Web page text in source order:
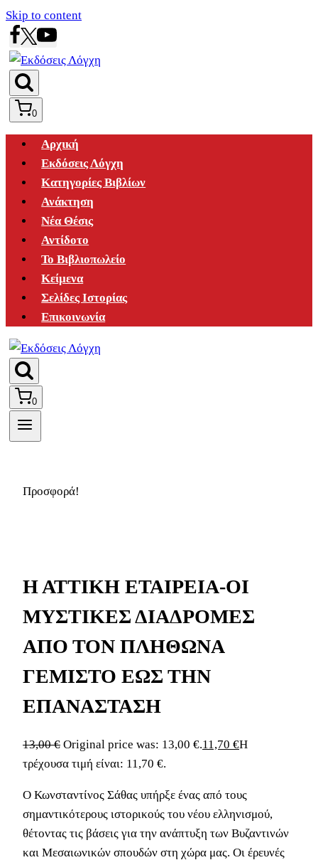
Skip to content
0
Αρχική
Εκδόσεις Λόγχη
Κατηγορίες Βιβλίων
Ανάκτηση
Νέα Θέσις
Αντίδοτο
Το Βιβλιοπωλείο
Κείμενα
Σελίδες Ιστορίας
Επικοινωνία
0
Προσφορά!
Η ΑΤΤΙΚΗ ΕΤΑΙΡΕΙΑ-ΟΙ
ΜΥΣΤΙΚΕΣ ΔΙΑΔΡΟΜΕΣ
ΑΠΟ ΤΟΝ ΠΛΗΘΩΝΑ
ΓΕΜΙΣΤΟ ΕΩΣ ΤΗΝ
ΕΠΑΝΑΣΤΑΣΗ
13,00€ Original price was: 13,00 €.11,70 €Η
τρέχουσα τιμή είναι: 11,70 €.
Ο Κωνσταντίνος Σάθας υπήρξε ένας από τους
σημαντικότερους ιστορικούς του νέου ελληνισμού,
θέτοντας τις βάσεις για την ανάπτυξη των Βυζαντινών
και Μεσαιωνικών σπουδών στη χώρα μας. Οι έρευνές